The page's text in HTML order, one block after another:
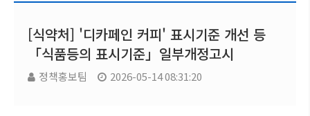
[식약처] '디카페인 커피' 표시기준 개선 등
「식품등의 표시기준」일부개정고시
정책홍보팀 2026-05-14 08:31:20